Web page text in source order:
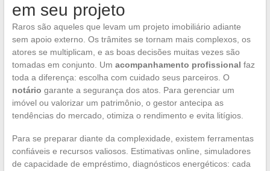
em seu projeto
Raros são aqueles que levam um projeto imobiliário adiante
sem apoio externo. Os trâmites se tornam mais complexos, os
atores se multiplicam, e as boas decisões muitas vezes são
tomadas em conjunto. Um acompanhamento profissional faz
toda a diferença: escolha com cuidado seus parceiros. O
notário garante a segurança dos atos. Para gerenciar um
imóvel ou valorizar um patrimônio, o gestor antecipa as
tendências do mercado, otimiza o rendimento e evita litígios.
Para se preparar diante da complexidade, existem ferramentas
confiáveis e recursos valiosos. Estimativas online, simuladores
de capacidade de empréstimo, diagnósticos energéticos: cada